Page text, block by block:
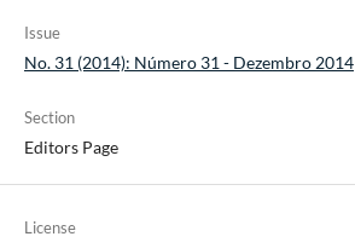
Issue
No. 31 (2014): Número 31 - Dezembro 2014
Section
Editors Page
License